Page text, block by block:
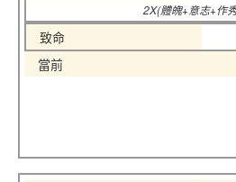
2X(體魄+意志+作
致命
當前